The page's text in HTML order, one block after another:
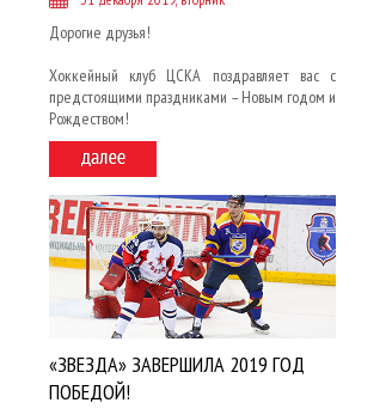
Дорогие друзья!
Хоккейный клуб ЦСКА поздравляет вас с
предстоящими праздниками – Новым годом и
Рождеством!
«ЗВЕЗДА» ЗАВЕРШИЛА 2019 ГОД
ПОБЕДОЙ!